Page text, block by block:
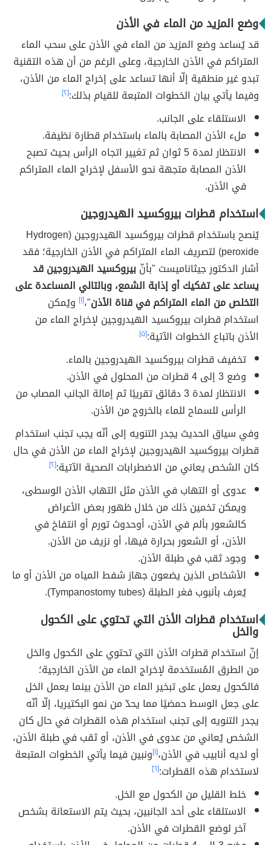
وضع المزيد من الماء في الأذن
قد يُساعد وضع المزيد من الماء في الأذن على سحب الماء
المتراكم في الأذن الخارجية، وعلى الرغم من أن هذه التقنية
تبدو غير منطقية إلّا أنها تساعد على إخراج الماء من الأذن،
وفيما يأتي بيان الخطوات المتبعة للقيام بذلك:[٢]
الاستلقاء على الجانب.
ملء الأذن المصابة بالماء باستخدام قطارة نظيفة.
الانتظار لمدة 5 ثوان ثم تغيير اتجاه الرأس بحيث تصبح
الأذن المصابة متجهة نحو الأسفل لإخراج الماء المتراكم
في الأذن.
استخدام قطرات بيروكسيد الهيدروجين
يُنصح باستخدام قطرات بيروكسيد الهيدروجين (Hydrogen
peroxide) لتصريف الماء المتراكم في الأذن الخارجية؛ فقد
أشار الدكتور جيثاناميست "بأنّبيروكسيد الهيدروجين قد
يساعد على تفكيك أو إذابة الشمع، وبالتالي المساعدة على
التخلص من الماء المتراكم في قناة الأذن"،[١] ويُمكن
استخدام قطرات بيروكسيد الهيدروجين لإخراج الماء من
الأذن باتباع الخطوات الآتية:[٥]
تخفيف قطرات بيروكسيد الهيدروجين بالماء.
وضع 3 إلى 4 قطرات من المحلول في الأذن.
الانتظار لمدة 3 دقائق تقريبًا ثم إمالة الجانب المصاب من
الرأس للسماح للماء بالخروج من الأذن.
وفي سياق الحديث يجدر التنويه إلى أنّه يجب تجنب استخدام
قطرات بيروكسيد الهيدروجين لإخراج الماء من الأذن في حال
كان الشخص يعاني من الاضطرابات الصحية الآتية:[٢]
عدوى أو التهاب في الأذن مثل التهاب الأذن الوسطى،
ويمكن تخمين ذلك من خلال ظهور بعض الأعراض
كالشعور بألم في الأذن، أوحدوث تورم أو انتفاخ في
الأذن، أو الشعور بحرارة فيها، أو نزيف من الأذن.
وجود ثقب في طبلة الأذن.
الأشخاص الذين يضعون جهاز شفط المياه من الأذن أو ما
يُعرف بأنبوب فغر الطبلة (Tympanostomy tubes).
استخدام قطرات الأذن التي تحتوي على الكحول
والخل
إنّ استخدام قطرات الأذن التي تحتوي على الكحول والخل
من الطرق المُستخدمة لإخراج الماء من الأذن الخارجية؛
فالكحول يعمل على تبخير الماء من الأذن بينما يعمل الخل
على جعل الوسط حمضيًا مما يحدّ من نمو البكتيريا، إلّا أنّه
يجدر التنويه إلى تجنب استخدام هذه القطرات في حال كان
الشخص يُعاني من عدوى في الأذن، أو ثقب في طبلة الأذن،
أو لديه أنابيب في الأذن،[١] ونبين فيما يأتي الخطوات المتبعة
لاستخدام هذه القطرات:[٦]
خلط القليل من الكحول مع الخل.
الاستلقاء على أحد الجانبين، بحيث يتم الاستعانة بشخص
آخر لوضع القطرات في الأذن.